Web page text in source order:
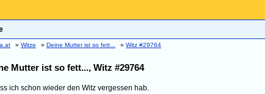
» Witze » Deine Mutter ist so fett... » Witz #29764
Mutter ist so fett..., Witz #29764
ich schon wieder den Witz vergessen hab.